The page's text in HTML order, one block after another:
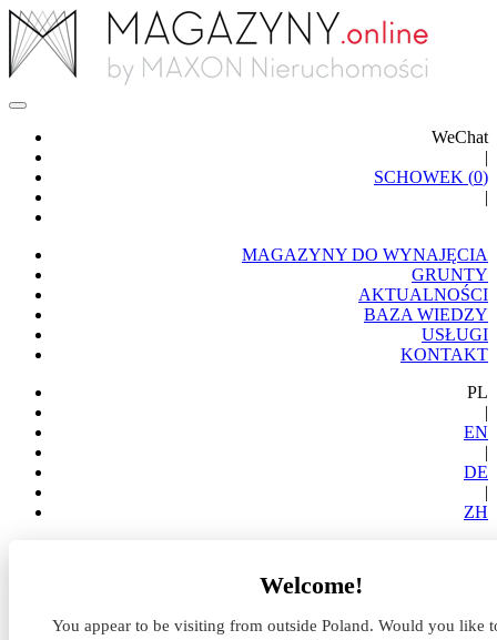
WeChat
|
SCHOWEK (0)
|
MAGAZYNY DO WYNAJĘCIA
GRUNTY
AKTUALNOŚCI
BAZA WIEDZY
USŁUGI
KONTAKT
PL
|
EN
|
DE
|
ZH
Welcome!
You appear to be visiting from outside Poland. Would you like
Preston Packaging dołączy do najemców w MLP Poznań